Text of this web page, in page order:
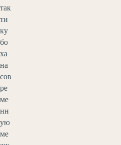
так
ти
ку
бо
ха
на
сов
ре
ме
нн
ую
ме